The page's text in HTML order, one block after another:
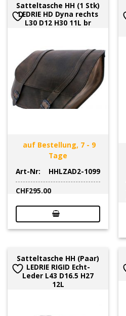
Satteltasche HH (1 Stk)
LEDRIE HD Dyna rechts
L30 D12 H30 11L br
auf Bestellung, 7 - 9
Tage
Art-Nr:
HHLZAD2-1099
CHF295.00
Satteltasche HH (Paar)
LEDRIE RIGID Echt-
Leder L43 D16.5 H27
12L